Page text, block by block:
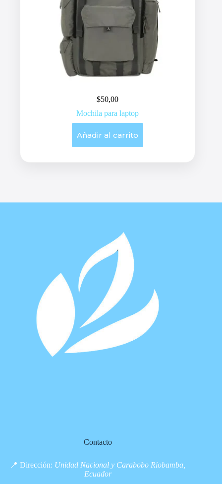
$50,00
Mochila para laptop
Añadir al carrito
Contacto
📍 Dirección: Unidad Nacional y Carabobo Riobamba,
Ecuador